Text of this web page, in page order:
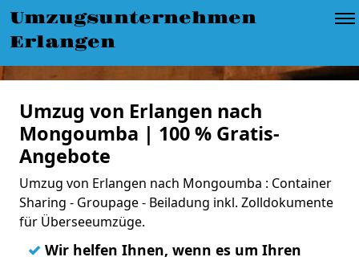
Umzugsunternehmen
Erlangen
Umzug von Erlangen nach
Mongoumba | 100 % Gratis-
Angebote
Umzug von Erlangen nach Mongoumba : Container
Sharing - Groupage - Beiladung inkl. Zolldokumente
für Überseeumzüge.
✓ Wir helfen Ihnen, wenn es um Ihren